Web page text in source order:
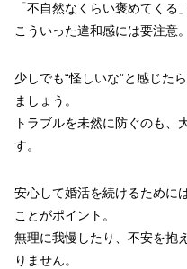
「不自然なくらい褒めてくる」
こういった違和感には要注意。
少しでも“怪しいな”と感じた
ましょう。
トラブルを未然に防ぐのも、
す。
安心して婚活を続けるために
ことがポイント。
無理に我慢したり、不安を抱
りません。